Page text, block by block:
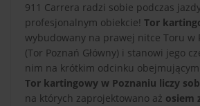
911 Carrera radzi sobie podczas
profesjonalnym obiekcie! Tor
wybudowany na prawej nitce Toru w
(Tor Poznań Główny) i stanowi jego
nim na krótkim odcinku
Tor kartingowy w Poznaniu liczy
na których zaprojektowano aż osiem